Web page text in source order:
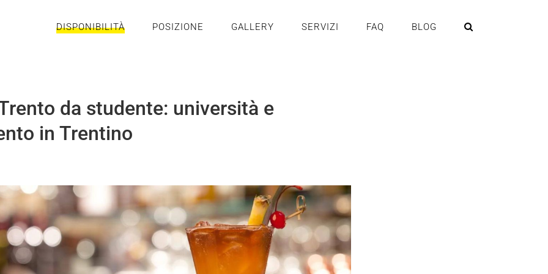
DISPONIBILITÀ POSIZIONE GALLERY SERVIZI FAQ BLOG
da studente: università e
in Trentino